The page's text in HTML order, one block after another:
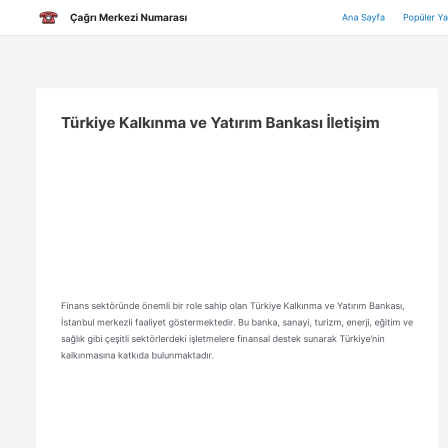
Çağrı Merkezi Numarası Ana Sayfa Popüler
Türkiye Kalkınma ve Yatırım Bankası İletişim
Finans sektöründe önemli bir role sahip olan Türkiye Kalkınma ve Yatırım Bankası,
İstanbul merkezli faaliyet göstermektedir. Bu banka, sanayi, turizm, enerji, eğitim ve
sağlık gibi çeşitli sektörlerdeki işletmelere finansal destek sunarak Türkiye’nin
kalkınmasına katkıda bulunmaktadır.